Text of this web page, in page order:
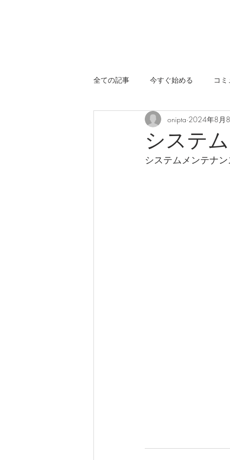
全ての記事 今すぐ始める コ
システ
onipta 2024年8月
システムメンテナ